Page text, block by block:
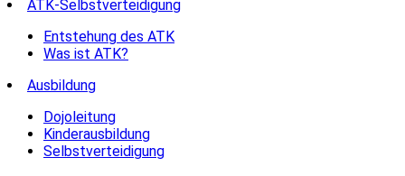
ATK-Selbstverteidigung
Entstehung des ATK
Was ist ATK?
Ausbildung
Dojoleitung
Kinderausbildung
Selbstverteidigung